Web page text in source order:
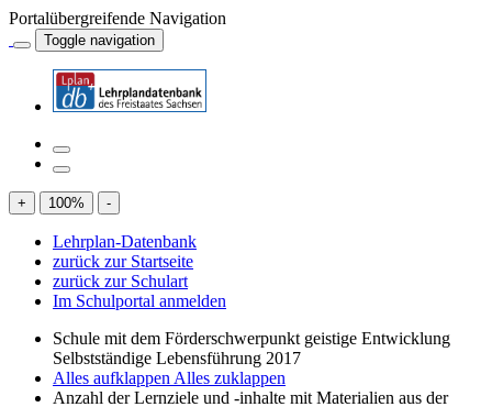
Portalübergreifende Navigation
Toggle navigation
+ 100% -
Lehrplan-Datenbank
zurück zur Startseite
zurück zur Schulart
Im Schulportal anmelden
Schule mit dem Förderschwerpunkt geistige Entwicklung
Selbstständige Lebensführung 2017
Alles aufklappen Alles zuklappen
Anzahl der Lernziele und -inhalte mit Materialien aus der